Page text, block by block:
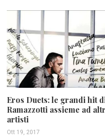
Eros Duets: le grandi hit
Ramazzotti assieme ad
artisti
Ott 19, 2017